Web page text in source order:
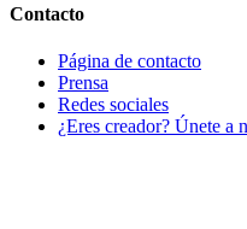
Contacto
Página de contacto
Prensa
Redes sociales
¿Eres creador? Únete a